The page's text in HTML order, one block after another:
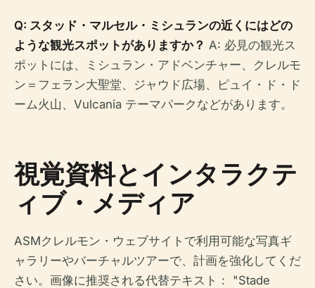
Q: スタッド・マルセル・ミシュランの近くにはどの
ような観光スポットがありますか？ A: 必見の観光ス
ポットには、ミシュラン・アドベンチャー、クレルモ
ン＝フェラン大聖堂、ジャウド広場、ピュイ・ド・ド
ーム火山、Vulcania テーマパークなどがあります。
視覚資料とインタラクテ
ィブ・メディア
ASMクレルモン・ウェブサイトで利用可能な写真ギ
ャラリーやバーチャルツアーで、計画を強化してくだ
さい。画像に推奨される代替テキスト： "Stade